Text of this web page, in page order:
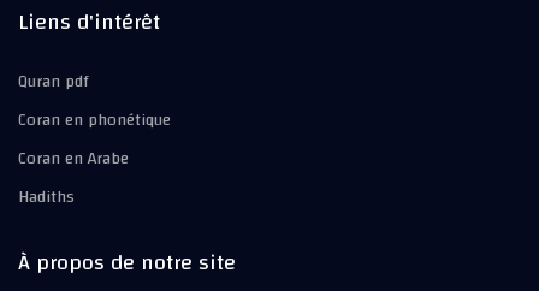
Liens d'intérêt
Quran pdf
Coran en phonétique
Coran en Arabe
Hadiths
À propos de notre site